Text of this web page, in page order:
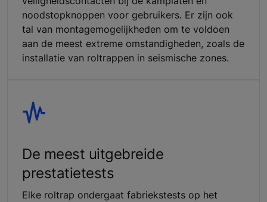
noodstopknoppen voor gebruikers. Er zijn ook
tal van montagemogelijkheden om te voldoen
aan de meest extreme omstandigheden, zoals de
installatie van roltrappen in seismische zones.
De meest uitgebreide
prestatietests
Elke roltrap ondergaat fabriekstests op het